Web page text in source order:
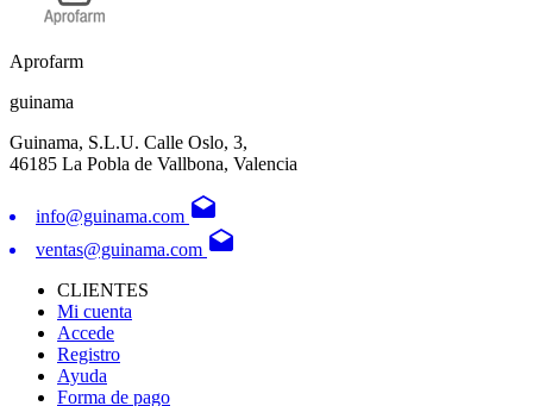
Aprofarm
guinama
Guinama, S.L.U. Calle Oslo, 3,
46185 La Pobla de Vallbona, Valencia
info@guinama.com drafts
ventas@guinama.com drafts
CLIENTES
Mi cuenta
Accede
Registro
Ayuda
Forma de pago